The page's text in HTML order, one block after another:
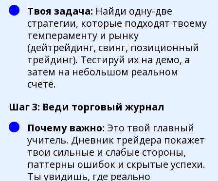
Твоя задача: Найди одну-две
стратегии, которые подходят твоему
темпераменту и рынку
(дейтрейдинг, свинг, позиционный
трейдинг). Тестируй их на демо, а
затем на небольшом реальном
счете.
Шаг 3: Веди торговый журнал
Почему важно: Это твой главный
учитель. Дневник трейдера покажет
твои сильные и слабые стороны,
паттерны ошибок и скрытые успехи.
Ты увидишь, где реально